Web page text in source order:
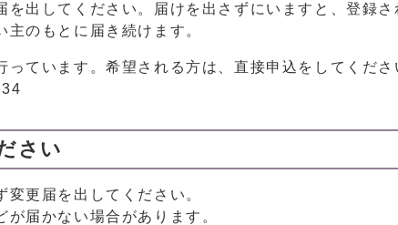
出してください。届けを出さずにいますと、登録さ
のもとに届き続けます。
ています。希望される方は、直接申込をしてくださ
さい
更届を出してください。
届かない場合があります。